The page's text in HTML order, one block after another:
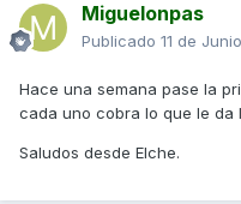
Miguelonpas
Publicado 11 de
Hace una semana pase la
cada uno cobra lo que le da
Saludos desde Elche.